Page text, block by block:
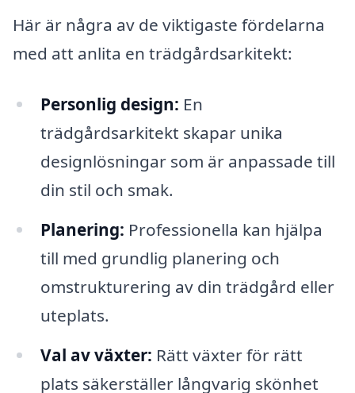
Här är några av de viktigaste fördelarna
med att anlita en trädgårdsarkitekt:
Personlig design: En
trädgårdsarkitekt skapar unika
designlösningar som är anpassade till
din stil och smak.
Planering: Professionella kan hjälpa
till med grundlig planering och
omstrukturering av din trädgård eller
uteplats.
Val av växter: Rätt växter för rätt
plats säkerställer långvarig skönhet